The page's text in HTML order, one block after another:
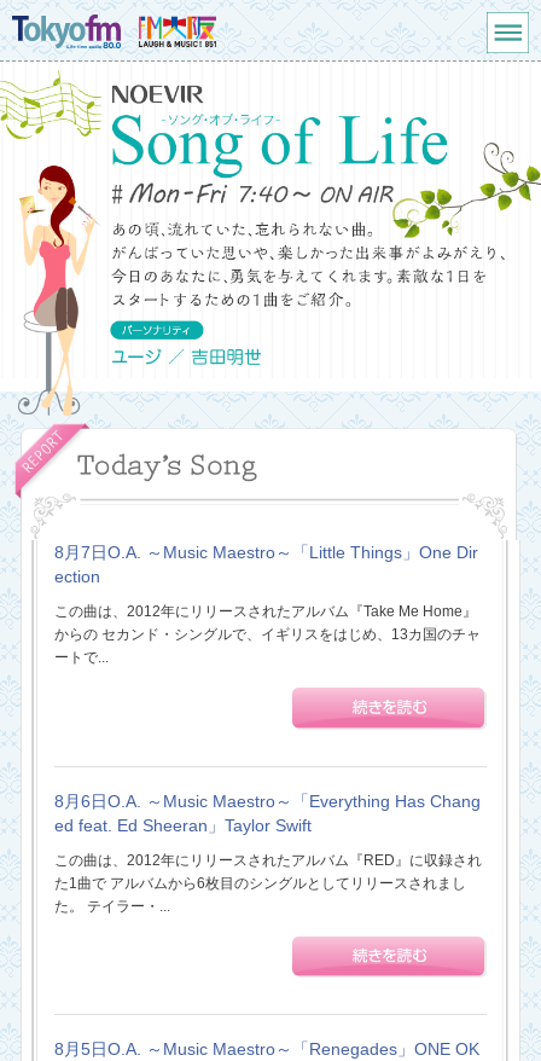
8月7日O.A. ～Music Maestro～「Little Things」One Dir
ection
この曲は、2012年にリリースされたアルバム『Take Me Home』
からの セカンド・シングルで、イギリスをはじめ、13カ国のチャ
ートで...
8月6日O.A. ～Music Maestro～「Everything Has Chang
ed feat. Ed Sheeran」Taylor Swift
この曲は、2012年にリリースされたアルバム『RED』に収録され
た1曲で アルバムから6枚目のシングルとしてリリースされまし
た。 テイラー・...
8月5日O.A. ～Music Maestro～「Renegades」ONE OK